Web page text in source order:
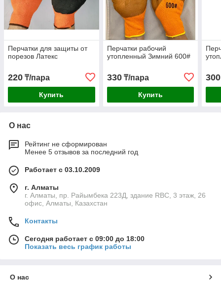
Перчатки для защиты от
порезов Латекс
220 ₸/пара
Купить
Перчатки рабочий
утопленный Зимний 600#
330₸/пара
Купить
300
О нас
Рейтинг не сформирован
Менее 5 отзывов за последний год
Работает с 03.10.2009
г. Алматы
г. Алматы, пр. Райымбека 223Д, здание RBC, 3 этаж, 26
офис, Алматы, Казахстан
Контакты
Сегодня работает с 09:00 до 18:00
Показать весь график работы
О нас